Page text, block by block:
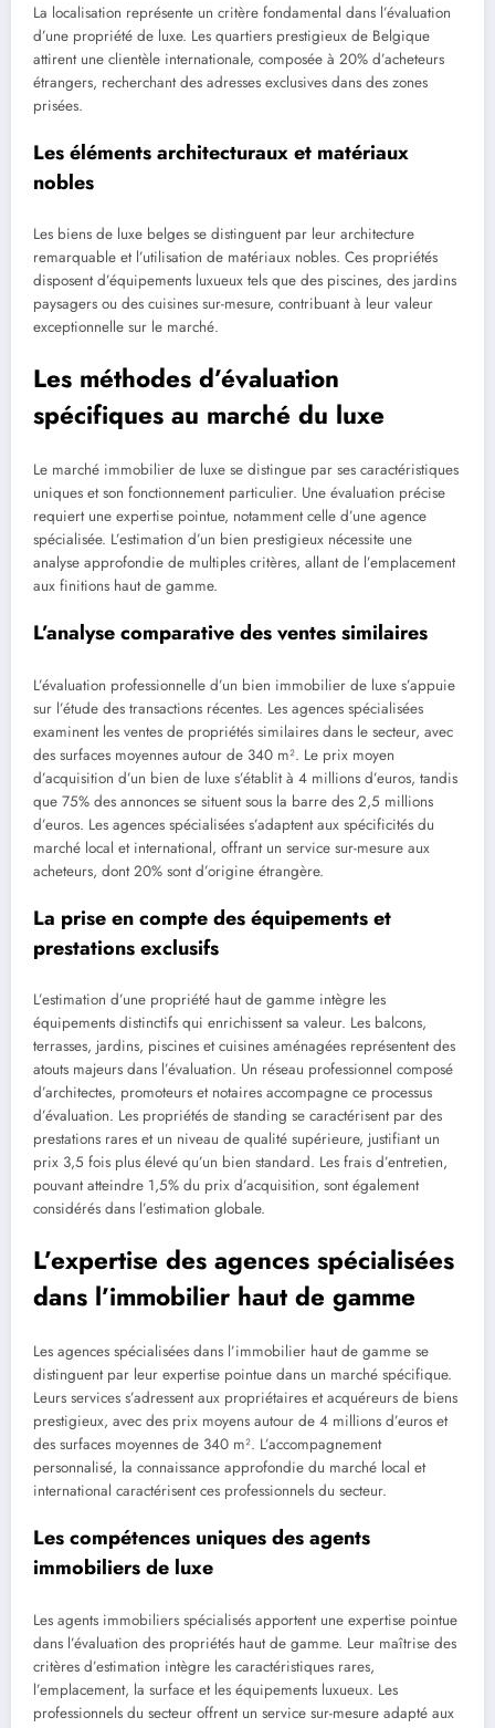
La localisation représente un critère fondamental dans l’évaluation
d’une propriété de luxe. Les quartiers prestigieux de Belgique
attirent une clientèle internationale, composée à 20% d’acheteurs
étrangers, recherchant des adresses exclusives dans des zones
prisées.
Les éléments architecturaux et matériaux
nobles
Les biens de luxe belges se distinguent par leur architecture
remarquable et l’utilisation de matériaux nobles. Ces propriétés
disposent d’équipements luxueux tels que des piscines, des jardins
paysagers ou des cuisines sur-mesure, contribuant à leur valeur
exceptionnelle sur le marché.
Les méthodes d’évaluation
spécifiques au marché du luxe
Le marché immobilier de luxe se distingue par ses caractéristiques
uniques et son fonctionnement particulier. Une évaluation précise
requiert une expertise pointue, notamment celle d’une agence
spécialisée. L’estimation d’un bien prestigieux nécessite une
analyse approfondie de multiples critères, allant de l’emplacement
aux finitions haut de gamme.
L’analyse comparative des ventes similaires
L’évaluation professionnelle d’un bien immobilier de luxe s’appuie
sur l’étude des transactions récentes. Les agences spécialisées
examinent les ventes de propriétés similaires dans le secteur, avec
des surfaces moyennes autour de 340 m². Le prix moyen
d’acquisition d’un bien de luxe s’établit à 4 millions d’euros, tandis
que 75% des annonces se situent sous la barre des 2,5 millions
d’euros. Les agences spécialisées s’adaptent aux spécificités du
marché local et international, offrant un service sur-mesure aux
acheteurs, dont 20% sont d’origine étrangère.
La prise en compte des équipements et
prestations exclusifs
L’estimation d’une propriété haut de gamme intègre les
équipements distinctifs qui enrichissent sa valeur. Les balcons,
terrasses, jardins, piscines et cuisines aménagées représentent des
atouts majeurs dans l’évaluation. Un réseau professionnel composé
d’architectes, promoteurs et notaires accompagne ce processus
d’évaluation. Les propriétés de standing se caractérisent par des
prestations rares et un niveau de qualité supérieure, justifiant un
prix 3,5 fois plus élevé qu’un bien standard. Les frais d’entretien,
pouvant atteindre 1,5% du prix d’acquisition, sont également
considérés dans l’estimation globale.
L’expertise des agences spécialisées
dans l’immobilier haut de gamme
Les agences spécialisées dans l’immobilier haut de gamme se
distinguent par leur expertise pointue dans un marché spécifique.
Leurs services s’adressent aux propriétaires et acquéreurs de biens
prestigieux, avec des prix moyens autour de 4 millions d’euros et
des surfaces moyennes de 340 m². L’accompagnement
personnalisé, la connaissance approfondie du marché local et
international caractérisent ces professionnels du secteur.
Les compétences uniques des agents
immobiliers de luxe
Les agents immobiliers spécialisés apportent une expertise pointue
dans l’évaluation des propriétés haut de gamme. Leur maîtrise des
critères d’estimation intègre les caractéristiques rares,
l’emplacement, la surface et les équipements luxueux. Les
professionnels du secteur offrent un service sur-mesure adapté aux